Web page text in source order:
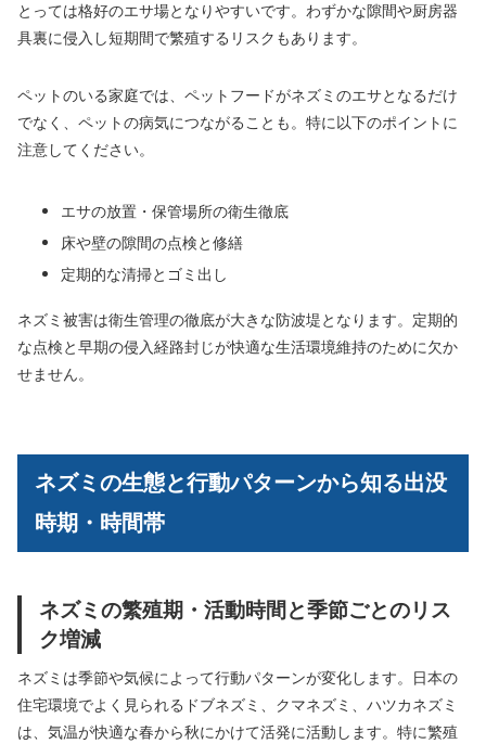
とっては格好のエサ場となりやすいです。わずかな隙間や厨房器
具裏に侵入し短期間で繁殖するリスクもあります。
ペットのいる家庭では、ペットフードがネズミのエサとなるだけ
でなく、ペットの病気につながることも。特に以下のポイントに
注意してください。
エサの放置・保管場所の衛生徹底
床や壁の隙間の点検と修繕
定期的な清掃とゴミ出し
ネズミ被害は衛生管理の徹底が大きな防波堤となります。定期的
な点検と早期の侵入経路封じが快適な生活環境維持のために欠か
せません。
ネズミの生態と行動パターンから知る出没
時期・時間帯
ネズミの繁殖期・活動時間と季節ごとのリス
ク増減
ネズミは季節や気候によって行動パターンが変化します。日本の
住宅環境でよく見られるドブネズミ、クマネズミ、ハツカネズミ
は、気温が快適な春から秋にかけて活発に活動します。特に繁殖